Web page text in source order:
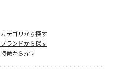
カテゴリから探す
ブランドから探す
特徴から探す